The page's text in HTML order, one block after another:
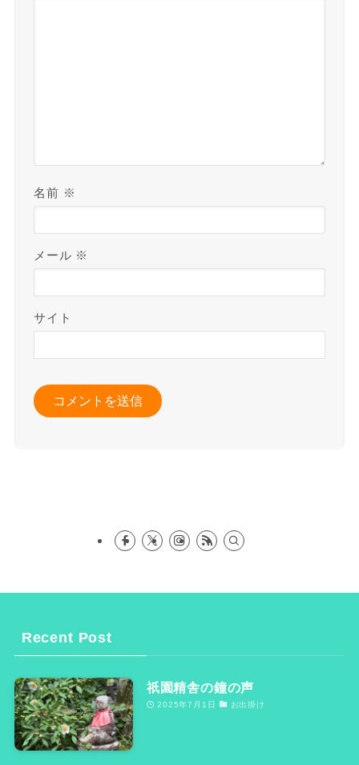
名前 ※
メール ※
サイト
Recent Post
祇園精舎の鐘の声
2025年7月1日 お出掛け